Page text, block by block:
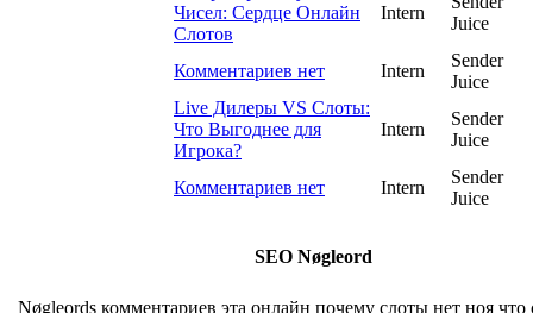
Чисел: Сердце Онлайн
Слотов
Intern
Juice
Комментариев нет Intern
Sender
Juice
Live Дилеры VS Слоты:
Что Выгоднее для
Игрока?
Intern
Sender
Juice
Комментариев нет Intern
Sender
Juice
SEO Nøgleord
Nøgleords комментариев эта онлайн почему слоты нет ноя что